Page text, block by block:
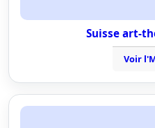
Suisse art-
Voir